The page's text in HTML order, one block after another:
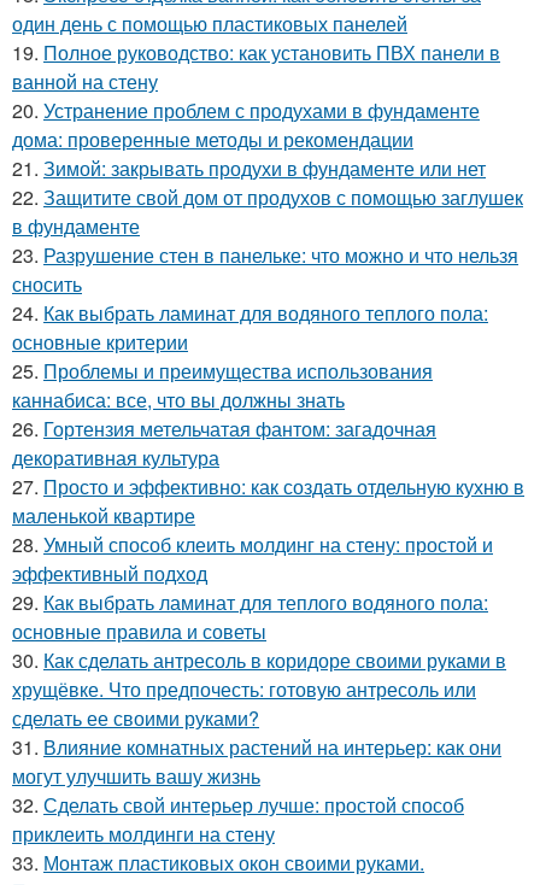
один день с помощью пластиковых панелей
19. Полное руководство: как установить ПВХ панели в
ванной на стену
20. Устранение проблем с продухами в фундаменте
дома: проверенные методы и рекомендации
21. Зимой: закрывать продухи в фундаменте или нет
22. Защитите свой дом от продухов с помощью заглушек
в фундаменте
23. Разрушение стен в панельке: что можно и что нельзя
сносить
24. Как выбрать ламинат для водяного теплого пола:
основные критерии
25. Проблемы и преимущества использования
каннабиса: все, что вы должны знать
26. Гортензия метельчатая фантом: загадочная
декоративная культура
27. Просто и эффективно: как создать отдельную кухню в
маленькой квартире
28. Умный способ клеить молдинг на стену: простой и
эффективный подход
29. Как выбрать ламинат для теплого водяного пола:
основные правила и советы
30. Как сделать антресоль в коридоре своими руками в
хрущёвке. Что предпочесть: готовую антресоль или
сделать ее своими руками?
31. Влияние комнатных растений на интерьер: как они
могут улучшить вашу жизнь
32. Сделать свой интерьер лучше: простой способ
приклеить молдинги на стену
33. Монтаж пластиковых окон своими руками.